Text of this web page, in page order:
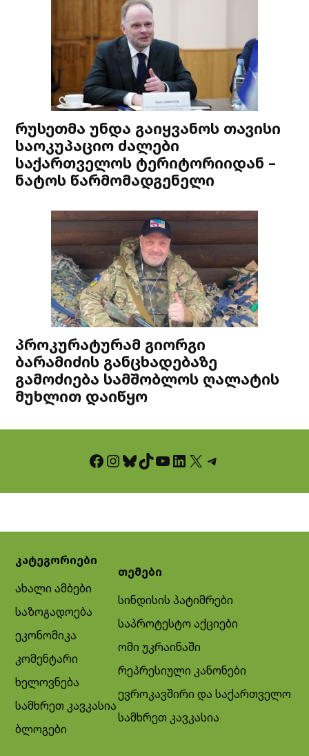
რუსეთმა უნდა გაიყვანოს თავისი
საოკუპაციო ძალები
საქართველოს ტერიტორიიდან –
ნატოს წარმომადგენელი
პროკურატურამ გიორგი
ბარამიძის განცხადებაზე
გამოძიება სამშობლოს ღალატის
მუხლით დაიწყო
Facebook InstagramBluesky TikTok YouTube LinkedIn X Telegram
კატეგორიები
ახალი ამბები
საზოგადოება
ეკონომიკა
კომენტარი
ხელოვნება
სამხრეთ კავკასია
ბლოგები
თემები
სინდისის პატიმრები
საპროტესტო აქციები
ომი უკრაინაში
რეპრესიული კანონები
ევროკავშირი და საქართველო
სამხრეთ კავკასია